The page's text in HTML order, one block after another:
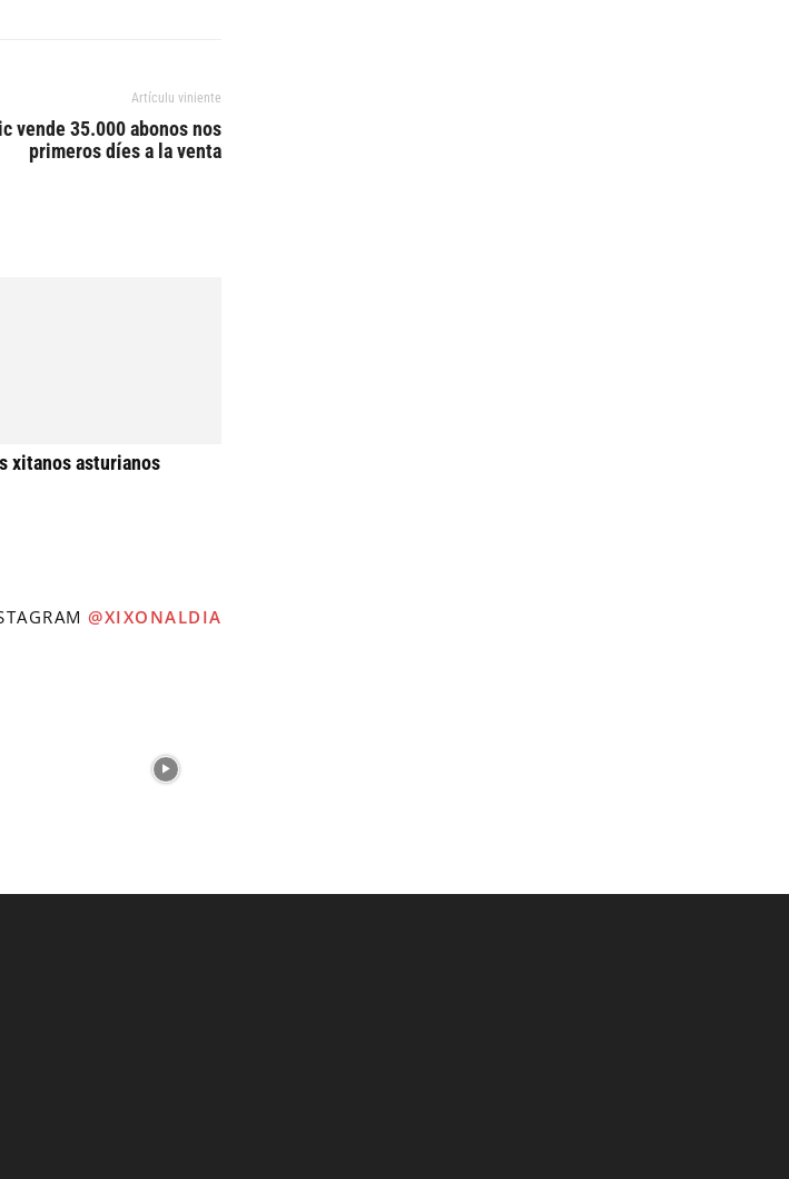
Artículu viniente
vende 35.000 abonos nos
primeros díes a la venta
xitanos asturianos
@XIXONALDIA